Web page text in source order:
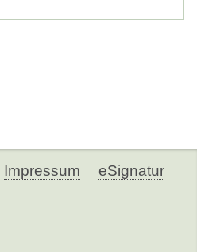
Impressum eSignatur